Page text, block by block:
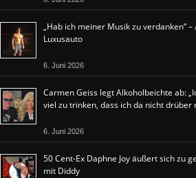
„Hab ich meiner Musik zu verdanken“
Luxusauto
6. Juni 2026
Carmen Geiss legt Alkoholbeichte ab:
viel zu trinken, dass ich da nicht drüber
6. Juni 2026
50 Cent-Ex Daphne Joy äußert sich zu
mit Diddy